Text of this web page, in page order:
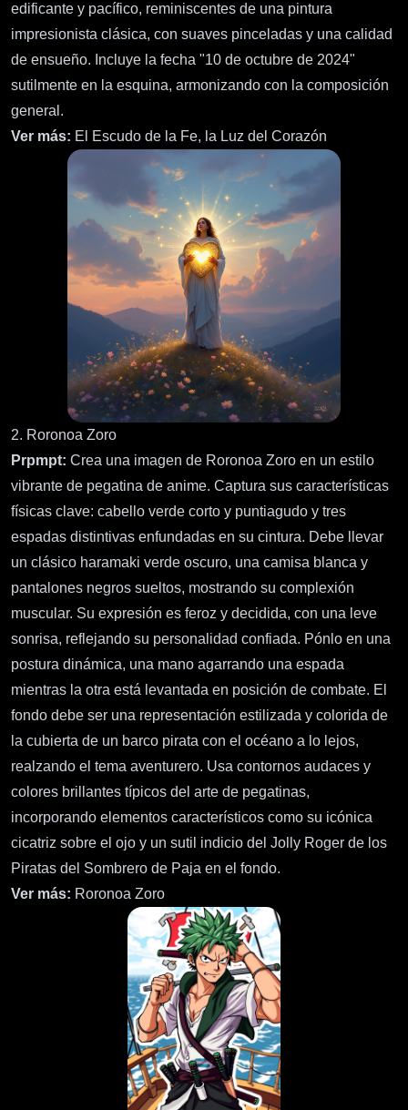
edificante y pacífico, reminiscentes de una pintura
impresionista clásica, con suaves pinceladas y una calidad
de ensueño. Incluye la fecha "10 de octubre de 2024"
sutilmente en la esquina, armonizando con la composición
general.
Ver más: El Escudo de la Fe, la Luz del Corazón
2. Roronoa Zoro
Prpmpt: Crea una imagen de Roronoa Zoro en un estilo
vibrante de pegatina de anime. Captura sus características
físicas clave: cabello verde corto y puntiagudo y tres
espadas distintivas enfundadas en su cintura. Debe llevar
un clásico haramaki verde oscuro, una camisa blanca y
pantalones negros sueltos, mostrando su complexión
muscular. Su expresión es feroz y decidida, con una leve
sonrisa, reflejando su personalidad confiada. Pónlo en una
postura dinámica, una mano agarrando una espada
mientras la otra está levantada en posición de combate. El
fondo debe ser una representación estilizada y colorida de
la cubierta de un barco pirata con el océano a lo lejos,
realzando el tema aventurero. Usa contornos audaces y
colores brillantes típicos del arte de pegatinas,
incorporando elementos característicos como su icónica
cicatriz sobre el ojo y un sutil indicio del Jolly Roger de los
Piratas del Sombrero de Paja en el fondo.
Ver más: Roronoa Zoro